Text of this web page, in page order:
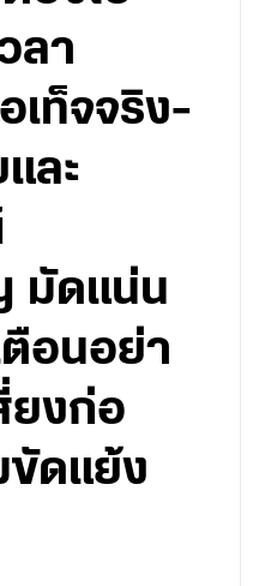
ลา
เท็จจริง-
ละ
มัดแน่น
อนอย่า
ยงก่อ
ดแย้ง